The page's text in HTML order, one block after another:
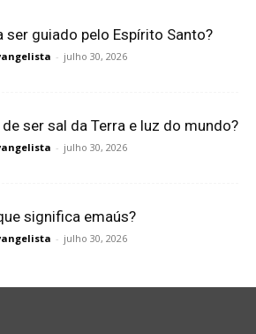
ser guiado pelo Espírito Santo?
- julho 30, 2026
ser sal da Terra e luz do mundo?
- julho 30, 2026
significa emaús?
- julho 30, 2026